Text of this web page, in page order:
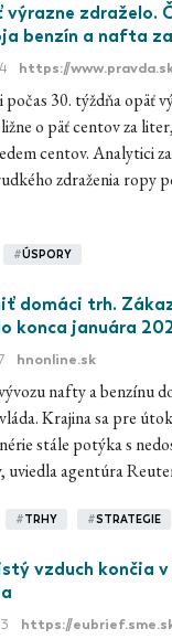
zdraželo.
benzín a nafta
https://
30. týždňa opäť
o päť centov za
centov. Analytici
zdraženia ropy
#ÚSPORY
domáci trh.
konca januára
hnonline.sk
nafty a benzínu
Krajina sa pre
stále potýka s
uviedla agentúra
#TRHY #STRATEGIE
vzduch končia v
https://